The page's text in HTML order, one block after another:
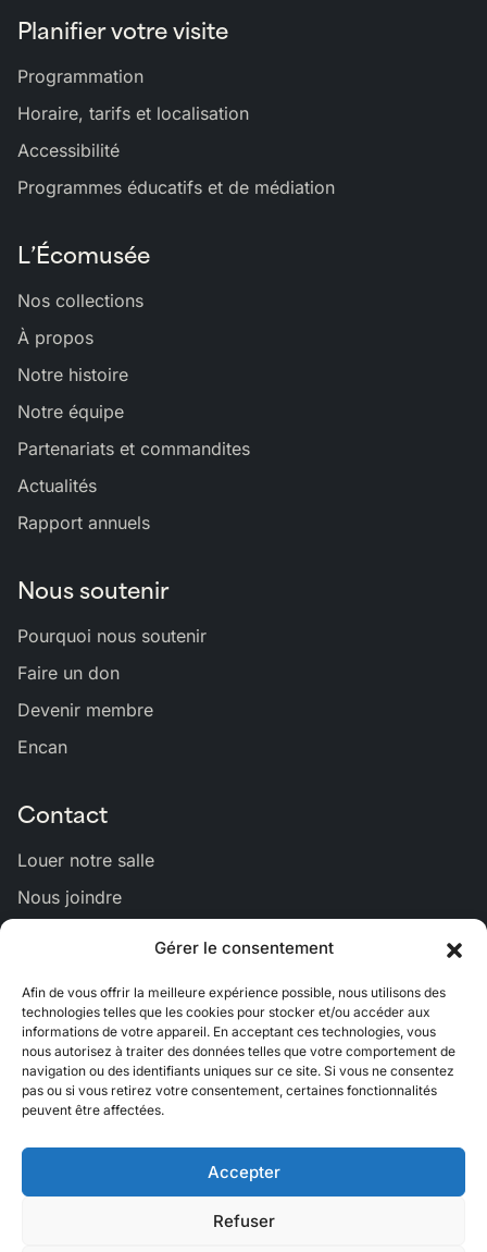
Gérer le consentement
Afin de vous offrir la meilleure expérience possible, nous utilisons des
technologies telles que les cookies pour stocker et/ou accéder aux
informations de votre appareil. En acceptant ces technologies, vous
nous autorisez à traiter des données telles que votre comportement de
navigation ou des identifiants uniques sur ce site. Si vous ne consentez
pas ou si vous retirez votre consentement, certaines fonctionnalités
peuvent être affectées.
Accepter
Refuser
Planifier votre visite
Programmation
Horaire, tarifs et localisation
Accessibilité
Programmes éducatifs et de médiation
L’Écomusée
Nos collections
À propos
Notre histoire
Notre équipe
Partenariats et commandites
Actualités
Rapport annuels
Nous soutenir
Pourquoi nous soutenir
Faire un don
Devenir membre
Encan
Contact
Louer notre salle
Nous joindre
Lien
vers
Bluesky
Lien
vers
Facebook
Lien
vers
Linkedin
Lien
vers
Instagram
Lien
vers
EN